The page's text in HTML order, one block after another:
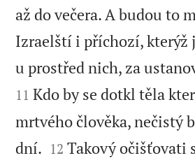
až do večera. A budou to
Izraelští i příchozí, kterýž
u prostřed nich, za
11 Kdo by se dotkl těla
mrtvého člověka, nečistý
dní. 

12 Takový očišťovati